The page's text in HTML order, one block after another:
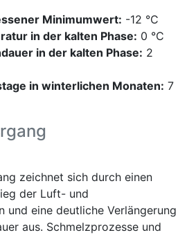
Minimumwert: -12 °C
in der kalten Phase: 0 °C
in der kalten Phase: 2
in winterlichen Monaten: 7
zeichnet sich durch einen
der Luft- und
und eine deutliche Verlängerung
aus. Schmelzprozesse und